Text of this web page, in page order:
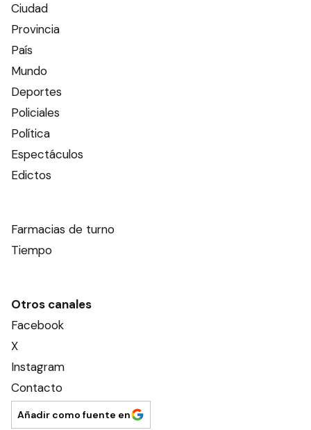
Ciudad
Provincia
País
Mundo
Deportes
Policiales
Política
Espectáculos
Edictos
Farmacias de turno
Tiempo
Otros canales
Facebook
X
Instagram
Contacto
Añadir como fuente en